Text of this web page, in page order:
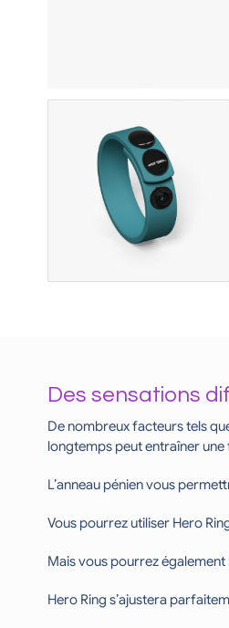
Des sensations
De nombreux facteurs tels
longtemps peut entraîner
L’anneau pénien vous
Vous pourrez utiliser Hero
Mais vous pourrez
Hero Ring s’ajustera